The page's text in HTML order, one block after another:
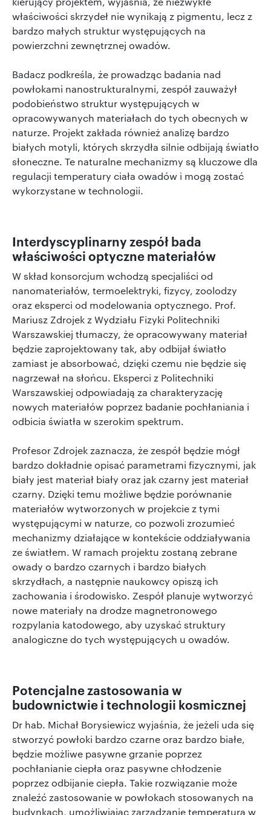
właściwości skrzydeł nie wynikają z pigmentu, lecz z
bardzo małych struktur występujących na
powierzchni zewnętrznej owadów.
Badacz podkreśla, że prowadząc badania nad
powłokami nanostrukturalnymi, zespół zauważył
podobieństwo struktur występujących w
opracowywanych materiałach do tych obecnych w
naturze. Projekt zakłada również analizę bardzo
białych motyli, których skrzydła silnie odbijają światło
słoneczne. Te naturalne mechanizmy są kluczowe dla
regulacji temperatury ciała owadów i mogą zostać
wykorzystane w technologii.
Interdyscyplinarny zespół bada
właściwości optyczne materiałów
W skład konsorcjum wchodzą specjaliści od
nanomateriałów, termoelektryki, fizycy, zoolodzy
oraz eksperci od modelowania optycznego. Prof.
Mariusz Zdrojek z Wydziału Fizyki Politechniki
Warszawskiej tłumaczy, że opracowywany materiał
będzie zaprojektowany tak, aby odbijał światło
zamiast je absorbować, dzięki czemu nie będzie się
nagrzewał na słońcu. Eksperci z Politechniki
Warszawskiej odpowiadają za charakteryzację
nowych materiałów poprzez badanie pochłaniania i
odbicia światła w szerokim spektrum.
Profesor Zdrojek zaznacza, że zespół będzie mógł
bardzo dokładnie opisać parametrami fizycznymi, jak
biały jest materiał biały oraz jak czarny jest materiał
czarny. Dzięki temu możliwe będzie porównanie
materiałów wytworzonych w projekcie z tymi
występującymi w naturze, co pozwoli zrozumieć
mechanizmy działające w kontekście oddziaływania
ze światłem. W ramach projektu zostaną zebrane
owady o bardzo czarnych i bardzo białych
skrzydłach, a następnie naukowcy opiszą ich
zachowania i środowisko. Zespół planuje wytworzyć
nowe materiały na drodze magnetronowego
rozpylania katodowego, aby uzyskać struktury
analogiczne do tych występujących u owadów.
Potencjalne zastosowania w
budownictwie i technologii kosmicznej
Dr hab. Michał Borysiewicz wyjaśnia, że jeżeli uda się
stworzyć powłoki bardzo czarne oraz bardzo białe,
będzie możliwe pasywne grzanie poprzez
pochłanianie ciepła oraz pasywne chłodzenie
poprzez odbijanie ciepła. Takie rozwiązanie może
znaleźć zastosowanie w powłokach stosowanych na
budynkach, umożliwiając zarządzanie temperaturą w